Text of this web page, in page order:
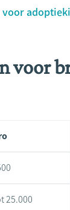
voor
voor
25.000